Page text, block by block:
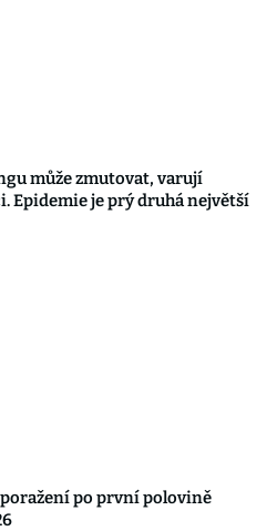
může zmutovat, varují
Epidemie je prý druhá největší
po první polovině